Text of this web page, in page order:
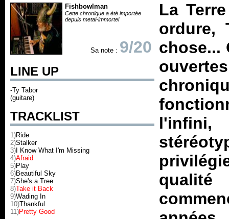
Fishbowlman
Cette chronique a été importée
depuis metal-immortel
Sa note : 9/20
LINE UP
-Ty Tabor
(guitare)
TRACKLIST
1)Ride
2)Stalker
3) I Know What I'm Missing
4)Afraid
5)Play
6)Beautiful Sky
7)She's a Tree
8)Take it Back
9)Wading In
10)Thankful
11)Pretty Good
La
ordure,
chose...